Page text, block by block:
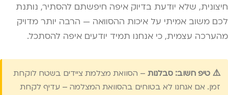
חיצונית, שלא יודעת בדיוק איפה חיפשתם להסתיר, נותנת
לכם משוב אמיתי על איכות ההסוואה — הרבה יותר מדויק
מהערכה עצמית, כי אנחנו תמיד יודעים איפה להסתכל.
⚠️ טיפ חשוב: סבלנות – הסוואת מצלמת ציידים בשטח לוקחת
זמן. אם אנחנו לא בטוחים בהסוואת המצלמה – עדיף לקחת